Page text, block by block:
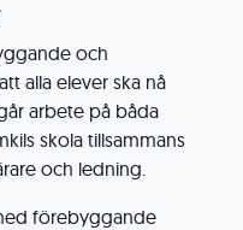
och
alla elever ska nå
arbete på båda
skola tillsammans
och ledning.
förebyggande